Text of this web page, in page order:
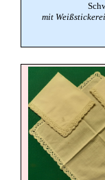
mit